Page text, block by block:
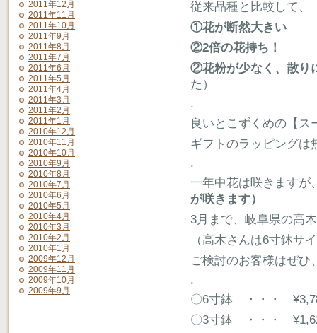
2011年12月
2011年11月
2011年10月
2011年9月
2011年8月
2011年7月
2011年6月
2011年5月
2011年4月
2011年3月
2011年2月
2011年1月
2010年12月
2010年11月
2010年10月
2010年9月
2010年8月
2010年7月
2010年6月
2010年5月
2010年4月
2010年3月
2010年2月
2010年1月
2009年12月
2009年11月
2009年10月
2009年9月
従来品種と比較して、
①花が断然大きい
②2倍の花持ち！
②花粉が少なく、散り
た）
.
良いとこずくめの【
ギフトのラッピングは
.
一年中花は咲きますが
が咲きます）
3月まで、岐阜県の高
（高木さんは6寸鉢サ
ご検討のお客様はぜひ
.
〇6寸鉢 ・・・
〇3寸鉢 ・・・